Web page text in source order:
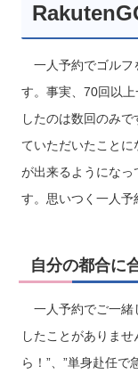
一人予約でゴルフ
す。事実、70回以
したのは数回のみ
ていただいたことに
が出来るようになっ
す。思いつく一人予
自分の都合に
一人予約でご一緒
したことがありま
ら！”、”単身赴任